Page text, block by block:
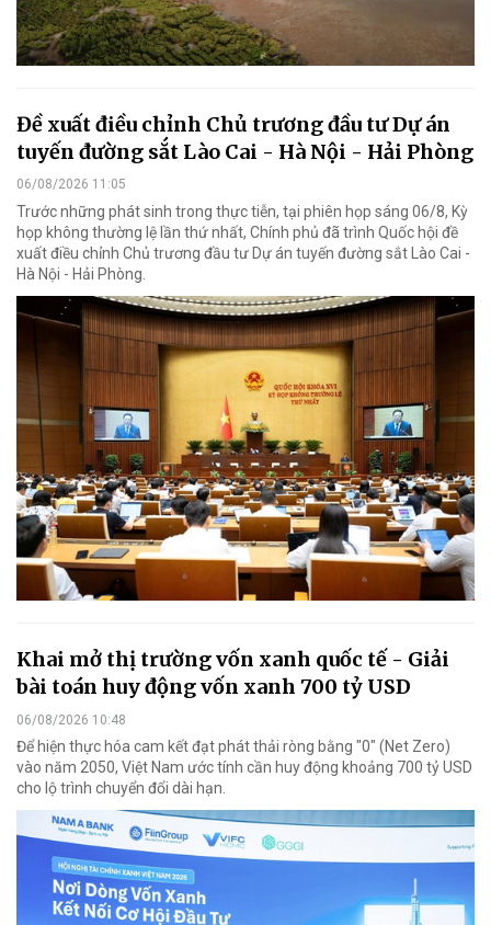
Đề xuất điều chỉnh Chủ trương đầu tư Dự án
tuyến đường sắt Lào Cai - Hà Nội - Hải Phòng
06/08/2026 11:05
Trước những phát sinh trong thực tiễn, tại phiên họp sáng 06/8, Kỳ
họp không thường lệ lần thứ nhất, Chính phủ đã trình Quốc hội đề
xuất điều chỉnh Chủ trương đầu tư Dự án tuyến đường sắt Lào Cai -
Hà Nội - Hải Phòng.
Khai mở thị trường vốn xanh quốc tế - Giải
bài toán huy động vốn xanh 700 tỷ USD
06/08/2026 10:48
Để hiện thực hóa cam kết đạt phát thải ròng bằng "0" (Net Zero)
vào năm 2050, Việt Nam ước tính cần huy động khoảng 700 tỷ USD
cho lộ trình chuyển đổi dài hạn.